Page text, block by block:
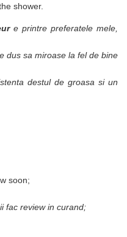
shower.
e printre preferatele mele,
dus sa miroase la fel de bine
destul de groasa si un
soon;
fac review in curand;